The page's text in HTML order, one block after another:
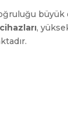
büyük
,